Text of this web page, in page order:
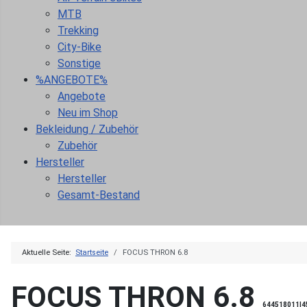
MTB
Trekking
City-Bike
Sonstige
%ANGEBOTE%
Angebote
Neu im Shop
Bekleidung / Zubehör
Zubehör
Hersteller
Hersteller
Gesamt-Bestand
Aktuelle Seite: Startseite FOCUS THRON 6.8
FOCUS THRON 6.8